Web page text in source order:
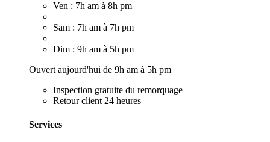
Ven : 7h am à 8h pm
Sam : 7h am à 7h pm
Dim : 9h am à 5h pm
Ouvert aujourd'hui de 9h am à 5h pm
Inspection gratuite du remorquage
Retour client 24 heures
Services